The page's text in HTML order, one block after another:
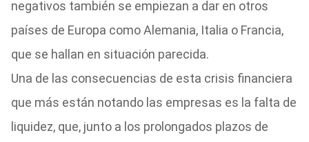
negativos también se empiezan a dar en otros
países de Europa como Alemania, Italia o Francia,
que se hallan en situación parecida.
Una de las consecuencias de esta crisis financiera
que más están notando las empresas es la falta de
liquidez, que, junto a los prolongados plazos de